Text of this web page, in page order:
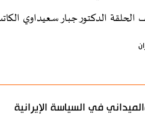
الدكتور جبار سعيداوي
في السياسة الإيرانية